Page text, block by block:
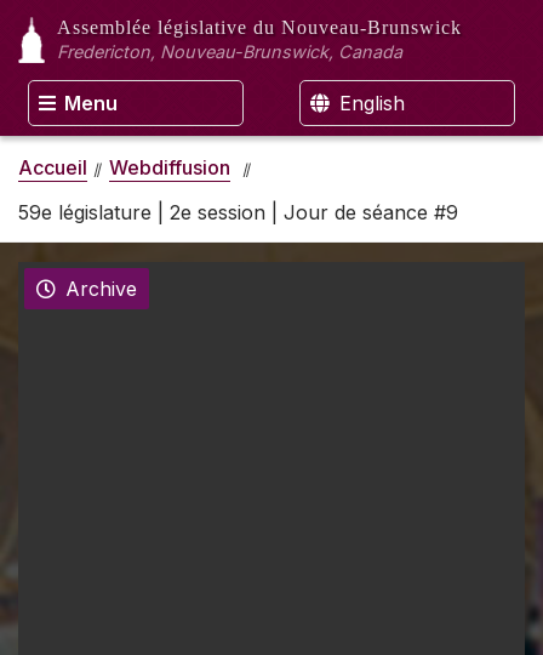
Assemblée législative du Nouveau-Brunswick
Fredericton, Nouveau-Brunswick, Canada
Menu English
Accueil
Webdiffusion
59e législature | 2e session | Jour de séance #9
Archive